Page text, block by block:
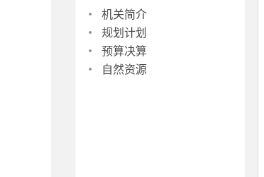
· 机关简介
· 规划计划
· 预算决算
· 自然资源